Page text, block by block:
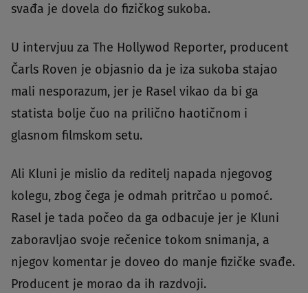
svađa je dovela do fizičkog sukoba.
U intervjuu za The Hollywod Reporter, producent
Čarls Roven je objasnio da je iza sukoba stajao
mali nesporazum, jer je Rasel vikao da bi ga
statista bolje čuo na prilično haotičnom i
glasnom filmskom setu.
Ali Kluni je mislio da reditelj napada njegovog
kolegu, zbog čega je odmah pritrčao u pomoć.
Rasel je tada počeo da ga odbacuje jer je Kluni
zaboravljao svoje rečenice tokom snimanja, a
njegov komentar je doveo do manje fizičke svađe.
Producent je morao da ih razdvoji.